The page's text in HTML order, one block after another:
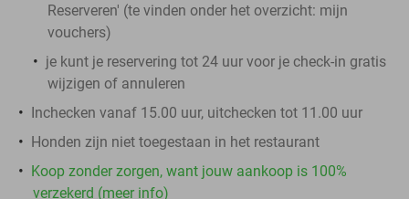
Reserveren' (te vinden onder het overzicht: mijn
vouchers)
je kunt je reservering tot 24 uur voor je check-in gratis
wijzigen of annuleren
Inchecken vanaf 15.00 uur, uitchecken tot 11.00 uur
Honden zijn niet toegestaan in het restaurant
Koop zonder zorgen, want jouw aankoop is 100%
verzekerd (meer info)